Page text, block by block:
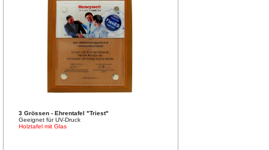
3 Grössen - Ehrentafel "Triest"
Geeignet für UV-Druck
Holztafel mit Glas